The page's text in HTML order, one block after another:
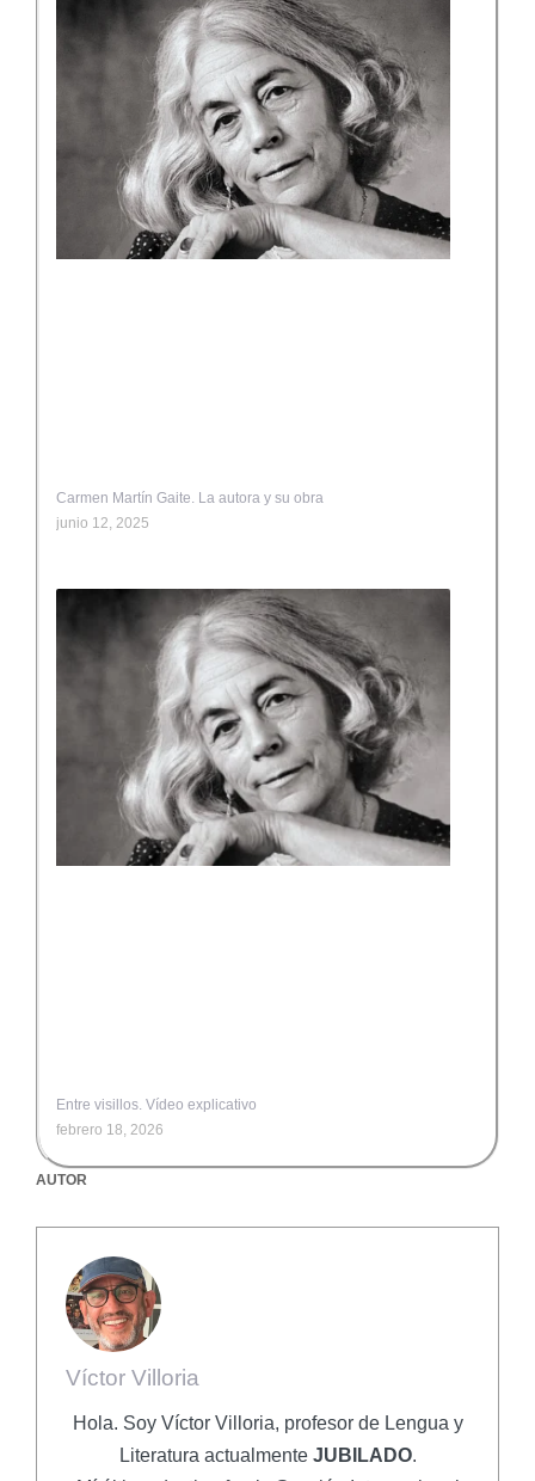
Carmen Martín Gaite. La autora y su obra
junio 12, 2025
Entre visillos. Vídeo explicativo
febrero 18, 2026
AUTOR
Víctor Villoria
Hola. Soy Víctor Villoria, profesor de Lengua y
Literatura actualmente JUBILADO.